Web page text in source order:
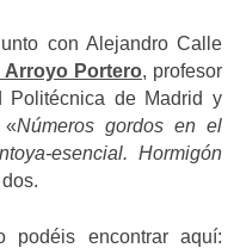
con Alejandro Calle
Arroyo Portero, profesor
Politécnica de Madrid y
«Números gordos en el
esencial. Hormigón
encontrar aquí: